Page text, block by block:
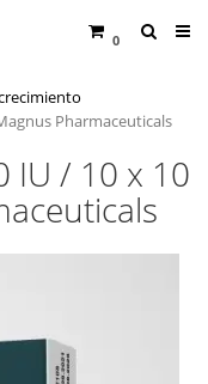
0
Pharmaceuticals
IU / 10 x 10